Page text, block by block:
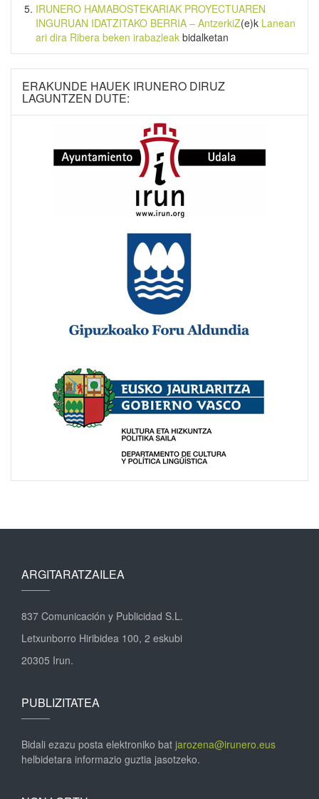
IRUNERO HAMABOSTEKARIAK PROYECTUAREN
INGURUAN IDATZITAKO BERRIA – AntzerkiZ(e)k Lanean
ari dira Ribera beken irabazleak bidalketan
ERAKUNDE HAUEK IRUNERO DIRUZ
LAGUNTZEN DUTE:
ARGITARATZAILEA
837 Comunicación y Publicidad S.L.
Letxunborro Hiribidea 100, 2 eskubi
20305 Irun.
PUBLIZITATEA
Bidali ezazu posta elektroniko bat jarozena@irunero.eus
helbidetara informazio guztia jasotzeko.